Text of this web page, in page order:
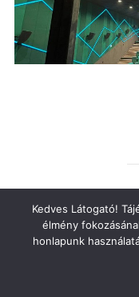
Copyright © 2026
Kedves Látogató!
élmény
honlapunk